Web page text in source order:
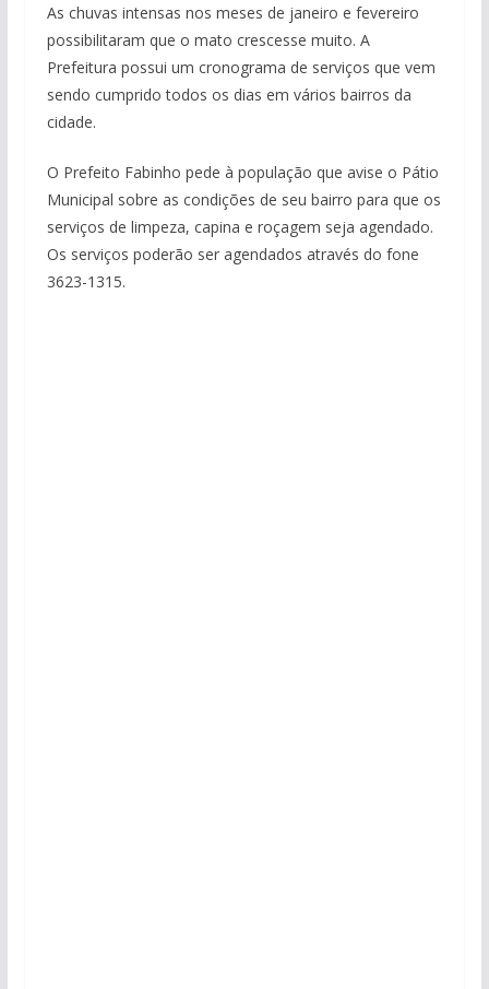
As chuvas intensas nos meses de janeiro e fevereiro
possibilitaram que o mato crescesse muito. A
Prefeitura possui um cronograma de serviços que vem
sendo cumprido todos os dias em vários bairros da
cidade.
O Prefeito Fabinho pede à população que avise o Pátio
Municipal sobre as condições de seu bairro para que os
serviços de limpeza, capina e roçagem seja agendado.
Os serviços poderão ser agendados através do fone
3623-1315.